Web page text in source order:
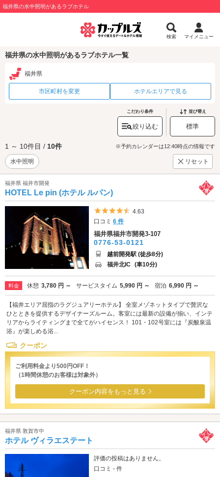
福井県の水中照明があるラブホテル
検索 マイメニュー
福井県の水中照明があるラブホテル一覧
福井県
市区町村を変更 ホテルエリアで見る
こだわり条件
絞り込む
並び替え
標準
1 ～ 10件目 / 10件 ※予約カレンダーは12:40時点の情報です
水中照明 リセット
福井県 福井市開発
HOTEL Le pin (ホテル ルパン)
5つ星のうち4.5
4.63
口コミ6 件
福井県福井市開発3-107
0776-53-0121
越前開発駅 (徒歩8分)
福井北IC (車10分)
料金 休憩 3,780 円 ～ サービスタイム 5,990 円 ～ 宿泊 6,990 円 ～
【福井エリア屈指のラグジュアリーホテル】 全室メゾネットタイプで贅沢な
ひとときを提供するデザイナーズルーム。客室には最新の設備が揃い、インテ
リアからライティングまで全てがハイセンス！ 101・102号室には『炭酸泉温
浴』が楽しめる浴...
クーポン
ご利用料金より500円OFF！
（1時間休憩のお客様は対象外）
クーポン内容をもっと見る
福井県 敦賀市中
ホテル ヴィラエステート
評価の投稿はありません。
口コミ - 件